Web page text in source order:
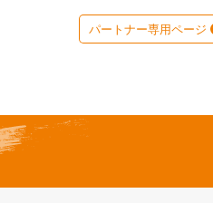
パートナー専用ページ